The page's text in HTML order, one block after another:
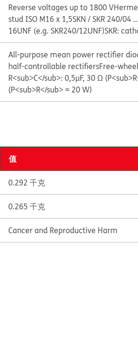
Reverse voltages up to 1800 V
stud ISO M16 x 1,5SKN / SKR 240/
16UNF (e.g. SKR240/12UNF)SKR:
All-purpose mean power rectifier
half-controllable rectifiersFree-
R<sub>C</sub>: 0,5µF, 30 Ω
(P<sub>R</sub> = 20 W)
值
0.292 千克
0.265 千克
Cancer and Reproductive Harm